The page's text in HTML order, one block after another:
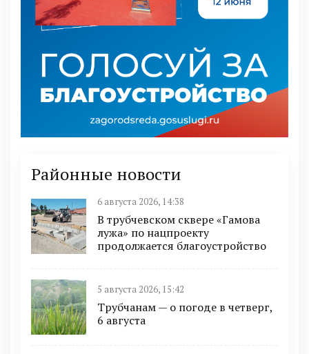
Районные новости
6 августа 2026, 14:38
В трубчевском сквере «Гамова
лужа» по нацпроекту
продолжается благоустройство
5 августа 2026, 15:42
Трубчанам — о погоде в четверг,
6 августа